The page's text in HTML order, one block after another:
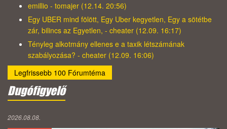
emillio - tomajer (12.14. 20:56)
Egy UBER mind fölött, Egy Uber kegyetlen, Egy a sötétbe
zár, bilincs az Egyetlen, - cheater (12.09. 16:17)
Tényleg alkotmány ellenes e a taxik létszámának
szabályozása? - cheater (12.09. 16:06)
Legfrissebb 100 Fórumtéma
Dugófigyelő
2026.08.08.